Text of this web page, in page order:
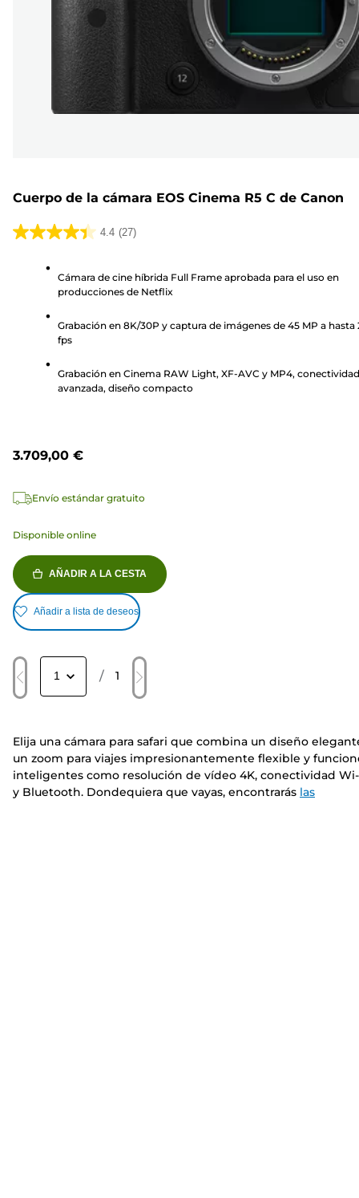
Cuerpo de la cámara EOS Cinema R5 C de Canon
4.4 (27)
4.4
estrellas.
reseñas
Cámara de cine híbrida Full Frame aprobada para el uso en
producciones de Netflix
Grabación en 8K/30P y captura de imágenes de 45 MP a hasta
fps
Grabación en Cinema RAW Light, XF-AVC y MP4, conectividad
avanzada, diseño compacto
3.709,00 €
Envío estándar gratuito
Disponible online
AÑADIR A LA CESTA
Añadir a lista de deseos
/ 1
Elija una cámara para safari que combina un diseño
un zoom para viajes impresionantemente flexible y
inteligentes como resolución de vídeo 4K, conectividad
y Bluetooth. Dondequiera que vayas, encontrarás las